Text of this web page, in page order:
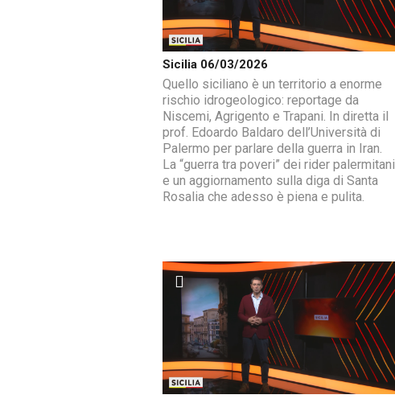
Sicilia 06/03/2026
Quello siciliano è un territorio a enorme
rischio idrogeologico: reportage da
Niscemi, Agrigento e Trapani. In diretta il
prof. Edoardo Baldaro dell’Università di
Palermo per parlare della guerra in Iran.
La “guerra tra poveri” dei rider palermitani
e un aggiornamento sulla diga di Santa
Rosalia che adesso è piena e pulita.